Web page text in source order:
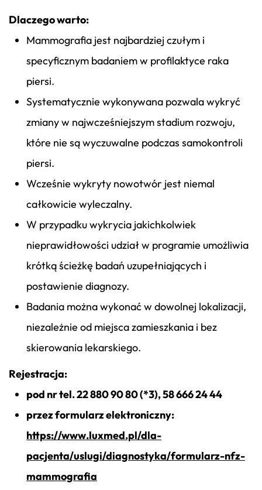
Dlaczego warto:
Mammografia jest najbardziej czułym i
specyficznym badaniem w profilaktyce raka
piersi.
Systematycznie wykonywana pozwala wykryć
zmiany w najwcześniejszym stadium rozwoju,
które nie są wyczuwalne podczas samokontroli
piersi.
Wcześnie wykryty nowotwór jest niemal
całkowicie wyleczalny.
W przypadku wykrycia jakichkolwiek
nieprawidłowości udział w programie umożliwia
krótką ścieżkę badań uzupełniających i
postawienie diagnozy.
Badania można wykonać w dowolnej lokalizacji,
niezależnie od miejsca zamieszkania i bez
skierowania lekarskiego.
Rejestracja:
pod nr tel. 22 880 90 80 (*3), 58 666 24 44
przez formularz elektroniczny:
https://www.luxmed.pl/dla-
pacjenta/uslugi/diagnostyka/formularz-nfz-
mammografia